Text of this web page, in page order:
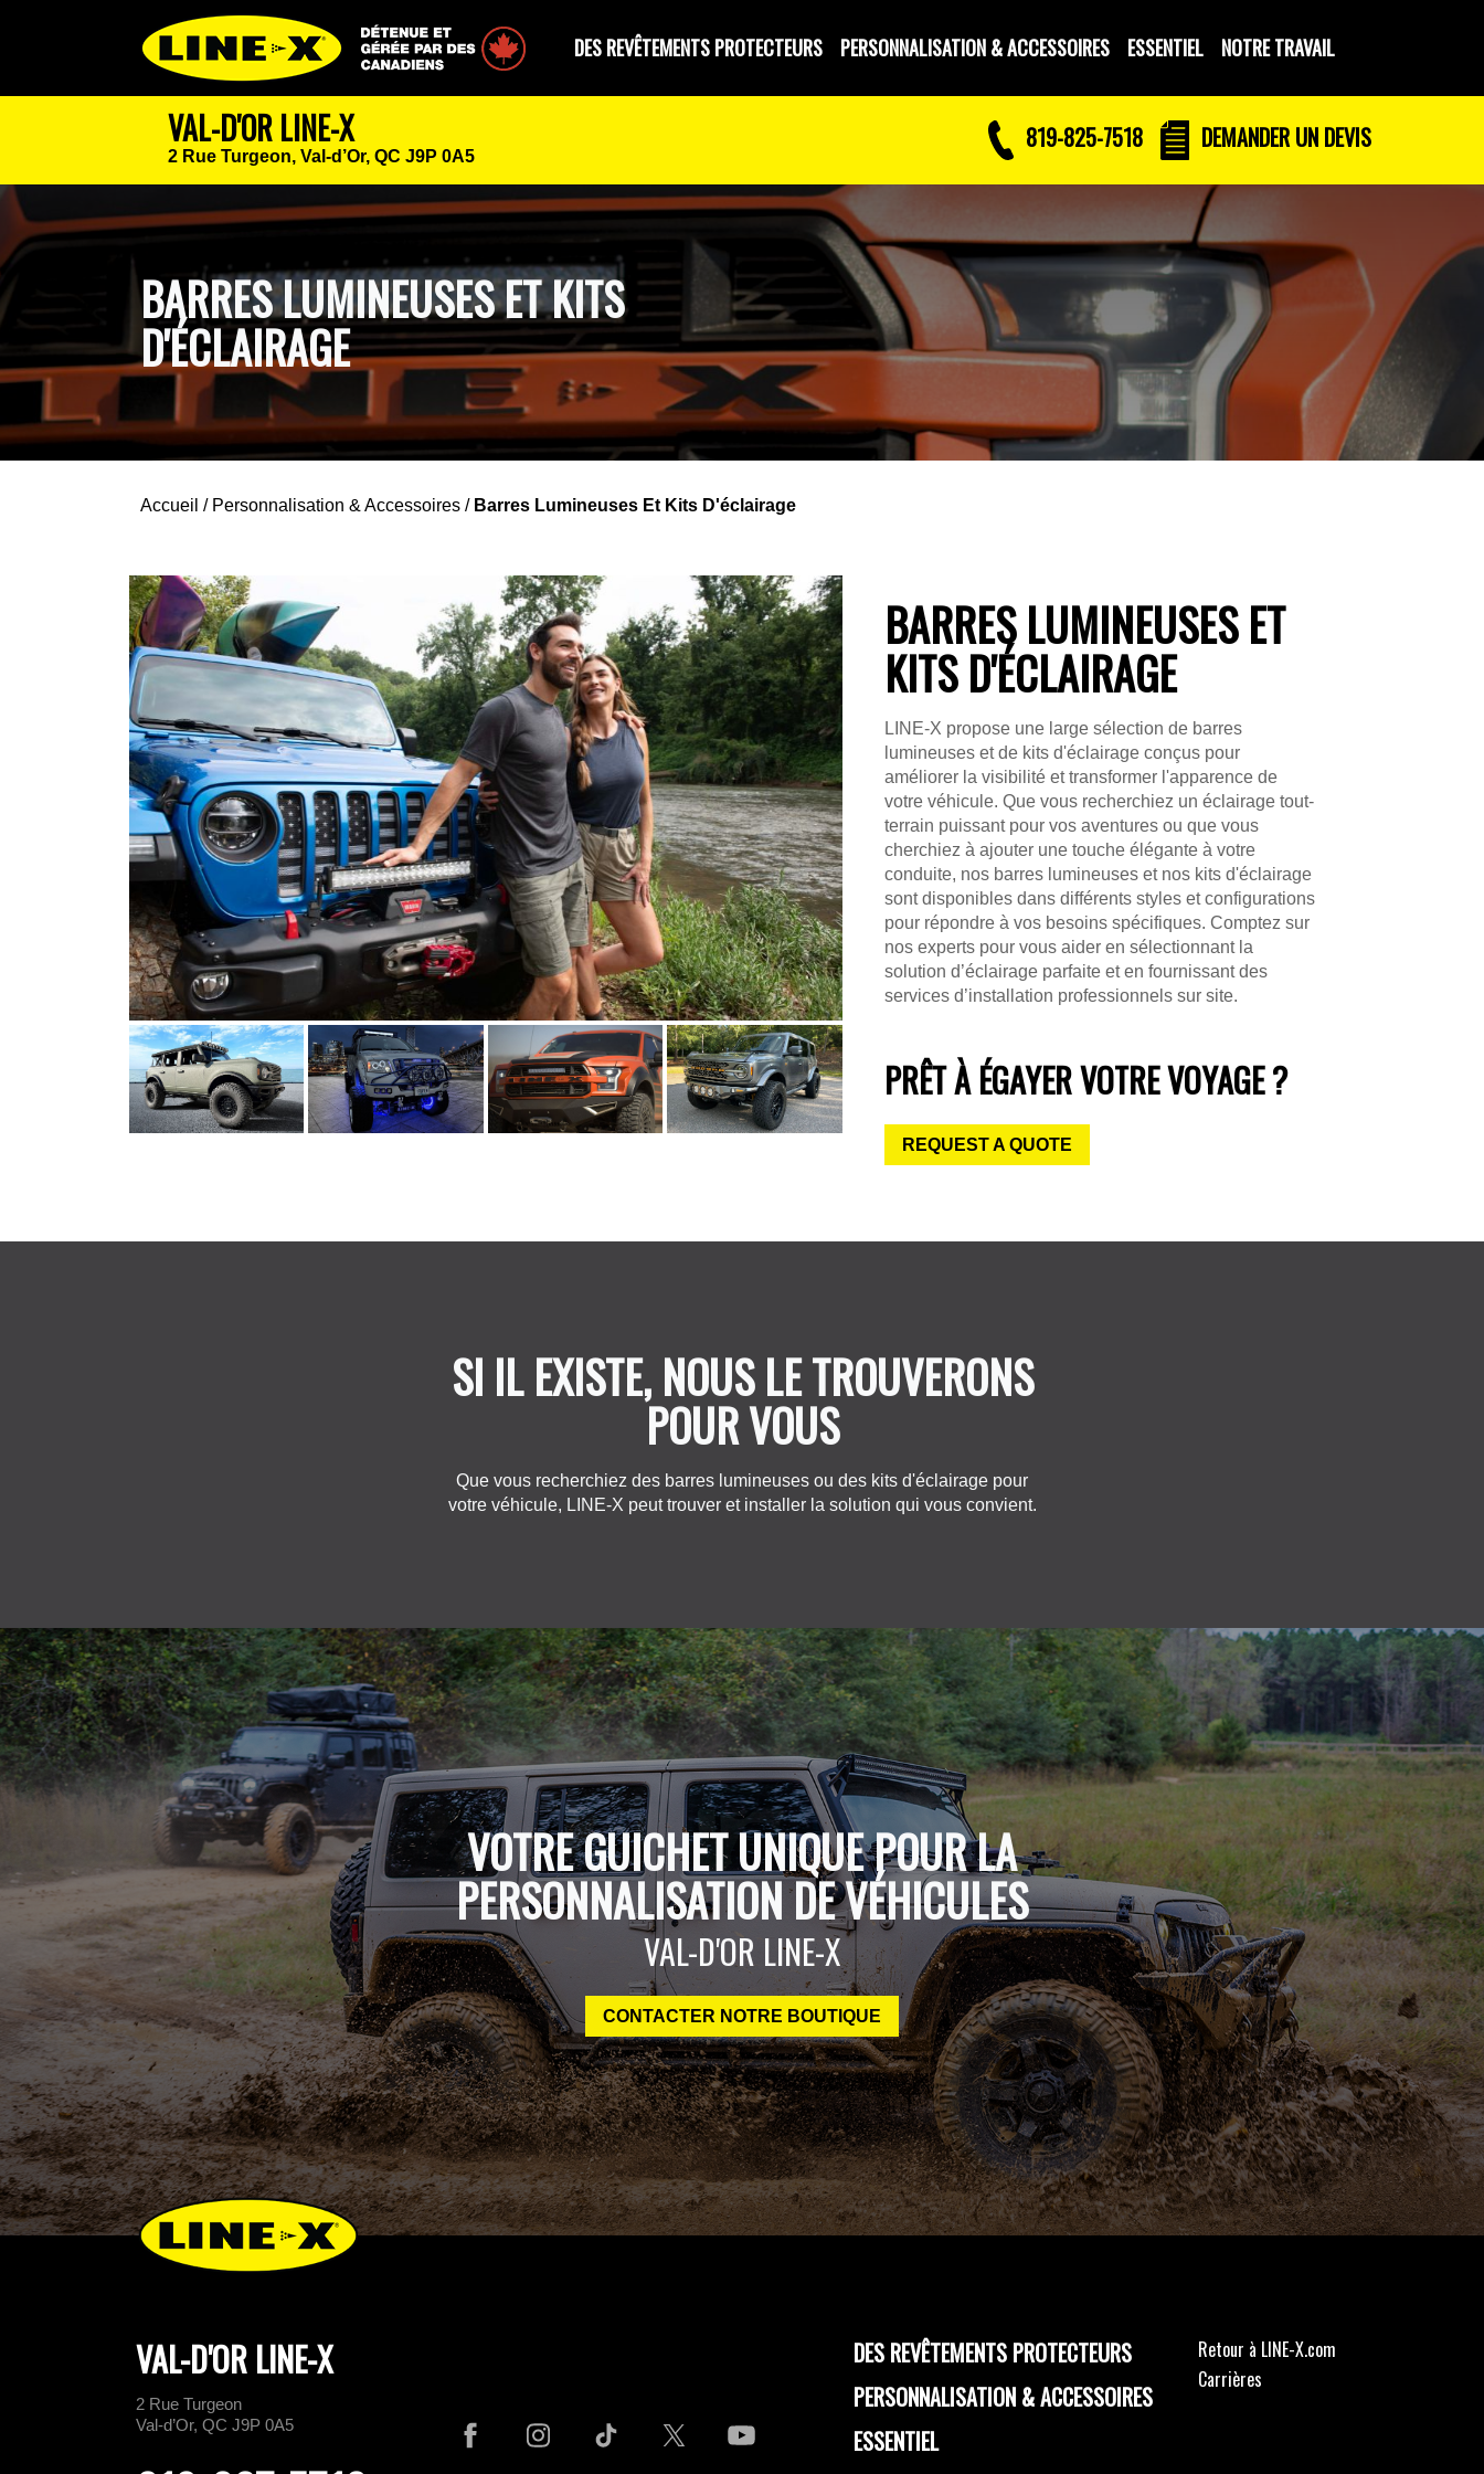
Détenue et gérée par des CanadiensDES REVÊTEMENTS PROTECTEURS PERSONNALISATION & ACCESSOIRES ESSENTIEL NOTRE TRAVAIL
VAL-D'OR LINE-X
2 Rue Turgeon, Val-d’Or, QC J9P 0A5
819-825-7518 DEMANDER UN DEVIS
BARRES LUMINEUSES ET KITS
D'ÉCLAIRAGE
Accueil / Personnalisation & Accessoires / Barres Lumineuses Et Kits D'éclairage
BARRES LUMINEUSES ET
KITS D'ÉCLAIRAGE
LINE-X propose une large sélection de barres
lumineuses et de kits d'éclairage conçus pour
améliorer la visibilité et transformer l'apparence de
votre véhicule. Que vous recherchiez un éclairage tout-
terrain puissant pour vos aventures ou que vous
cherchiez à ajouter une touche élégante à votre
conduite, nos barres lumineuses et nos kits d'éclairage
sont disponibles dans différents styles et configurations
pour répondre à vos besoins spécifiques. Comptez sur
nos experts pour vous aider en sélectionnant la
solution d’éclairage parfaite et en fournissant des
services d’installation professionnels sur site.
PRÊT À ÉGAYER VOTRE VOYAGE ?
REQUEST A QUOTE
SI IL EXISTE, NOUS LE TROUVERONS
POUR VOUS
Que vous recherchiez des barres lumineuses ou des kits d'éclairage pour
votre véhicule, LINE-X peut trouver et installer la solution qui vous convient.
VOTRE GUICHET UNIQUE POUR LA
PERSONNALISATION DE VÉHICULES
VAL-D'OR LINE-X
CONTACTER NOTRE BOUTIQUE
VAL-D'OR LINE-X
2 Rue Turgeon
Val-d’Or, QC J9P 0A5
DES REVÊTEMENTS PROTECTEURS
PERSONNALISATION & ACCESSOIRES
ESSENTIEL
Retour à LINE-X.com
Carrières